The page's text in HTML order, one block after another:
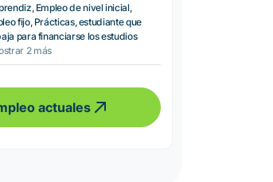
Empleo de nivel inicial,
fijo, Prácticas, estudiante que
para financiarse los estudios
2 más
actuales